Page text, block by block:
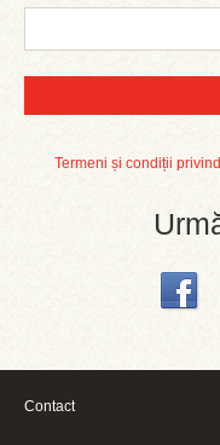
Termeni și condiții
Contact